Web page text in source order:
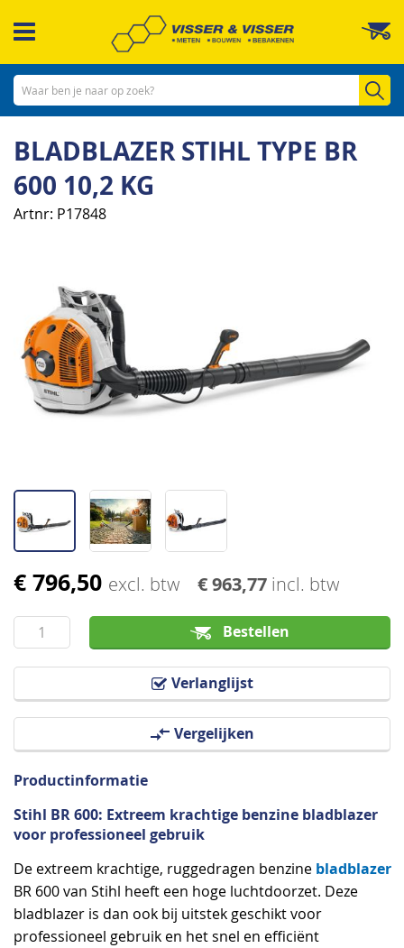
naar
inhoud
BLADBLAZER STIHL TYPE BR
600 10,2 KG
Artnr P17848
€ 796,50 excl. btw € 963,77 incl. btw
Bestellen
Verlanglijst
Vergelijken
van
de
afbeeldingen-
gallerij
Ga
het
begin
van
Productinformatie
Stihl BR 600: Extreem krachtige benzine bladblazer
voor professioneel gebruik
De extreem krachtige, ruggedragen benzine bladblazer
BR 600 van Stihl heeft een hoge luchtdoorzet. Deze
bladblazer is dan ook bij uitstek geschikt voor
professioneel gebruik en het snel en efficiënt